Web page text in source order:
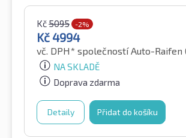
Kč5095 -2%
Kč4994
vč. DPH* společností Auto-Raifen
NA SKLADĚ
Doprava zdarma
Detaily Přidat do košíku